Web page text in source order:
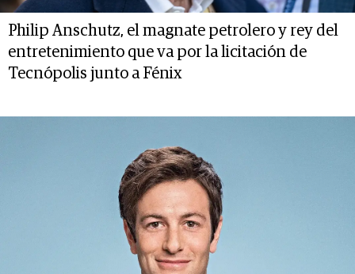
Philip Anschutz, el magnate petrolero y rey del
entretenimiento que va por la licitación de
Tecnópolis junto a Fénix